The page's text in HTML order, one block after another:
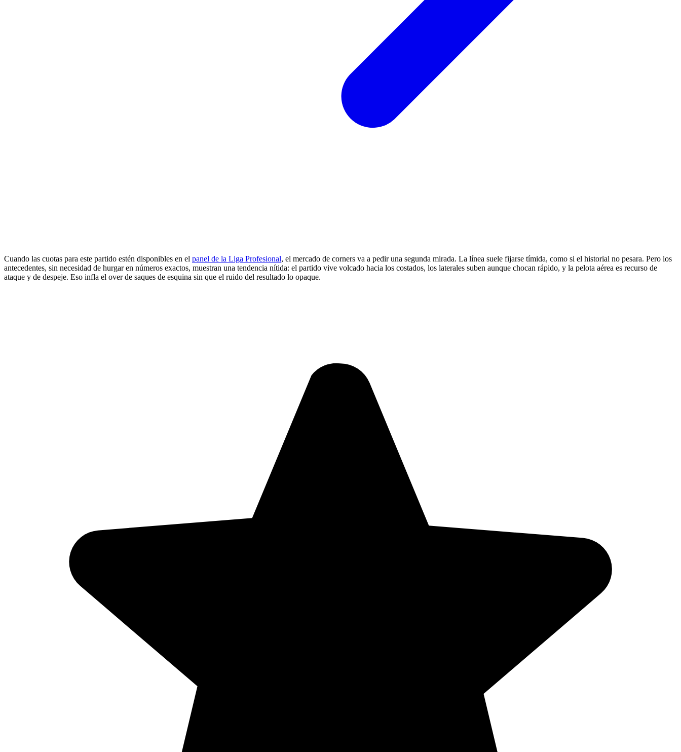
Cuando las cuotas para este partido estén disponibles en el panel de la Liga Profesional, el mercado de corners va a pedir una segunda mirada. La línea suele fijarse tímida, como si el historial no pesara. Pero los
antecedentes, sin necesidad de hurgar en números exactos, muestran una tendencia nítida: el partido vive volcado hacia los costados, los laterales suben aunque chocan rápido, y la pelota aérea es recurso de
ataque y de despeje. Eso infla el over de saques de esquina sin que el ruido del resultado lo opaque.